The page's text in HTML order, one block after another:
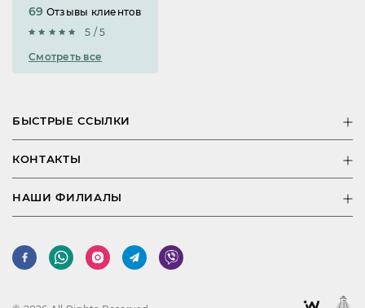
69 Отзывы клиентов
5 / 5
Смотреть все
БЫСТРЫЕ ССЫЛКИ
КОНТАКТЫ
НАШИ ФИЛИАЛЫ